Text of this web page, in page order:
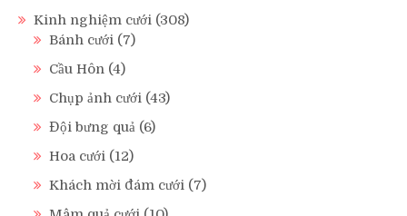
Kinh nghiệm cưới (308)
Bánh cưới (7)
Cầu Hôn (4)
Chụp ảnh cưới (43)
Đội bưng quả (6)
Hoa cưới (12)
Khách mời đám cưới (7)